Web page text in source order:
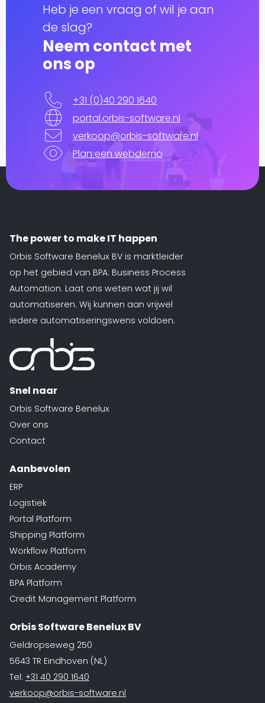
Heb je een vraag of wil je aan
de slag?
Neem contact met
ons op
+31 (0)40 290 1640
portal.orbis-software.nl
verkoop@orbis-software.nl
Plan een webdemo
The power to make IT happen
Orbis Software Benelux BV is marktleider
op het gebied van BPA: Business Process
Automation. Laat ons weten wat jij wil
automatiseren. Wij kunnen aan vrijwel
iedere automatiseringswens voldoen.
Snel naar
Orbis Software Benelux
Over ons
Contact
Aanbevolen
ERP
Logistiek
Portal Platform
Shipping Platform
Workflow Platform
Orbis Academy
BPA Platform
Credit Management Platform
Orbis Software Benelux BV
Geldropseweg 250
5643 TR Eindhoven (NL)
Tel: +31 40 290 1640
verkoop@orbis-software.nl